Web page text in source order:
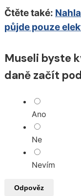
Čtěte také:
půjde pouze
Museli byste
daně začít
Ano
Ne
Nevím
Odpověz